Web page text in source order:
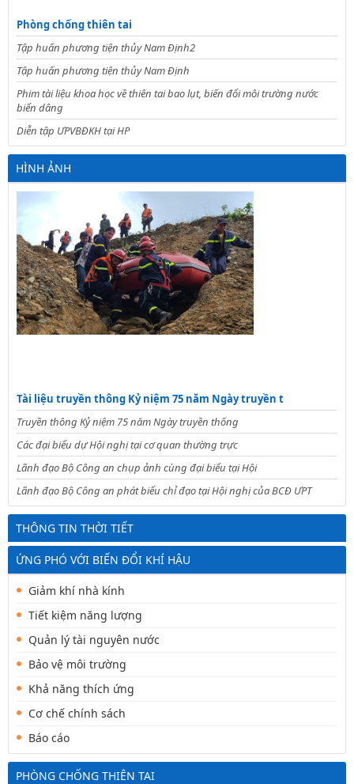
Phòng chống thiên tai
Tập huấn phương tiện thủy Nam Định2
Tập huấn phương tiện thủy Nam Định
Phim tài liệu khoa học về thiên tai bao lụt, biến đổi môi trường nước
biển dâng
Diễn tập ƯPVBĐKH tại HP
HÌNH ẢNH
Tài liệu truyền thông Kỷ niệm 75 năm Ngày truyền t
Truyền thông Kỷ niệm 75 năm Ngày truyền thống
Các đại biểu dự Hội nghị tại cơ quan thường trực
Lãnh đạo Bộ Công an chụp ảnh cùng đại biểu tại Hội
Lãnh đạo Bộ Công an phát biểu chỉ đạo tại Hội nghị của BCĐ ƯPT
THÔNG TIN THỜI TIẾT
ỨNG PHÓ VỚI BIẾN ĐỔI KHÍ HẬU
Giảm khí nhà kính
Tiết kiệm năng lượng
Quản lý tài nguyên nước
Bảo vệ môi trường
Khả năng thích ứng
Cơ chế chính sách
Báo cáo
PHÒNG CHỐNG THIÊN TAI